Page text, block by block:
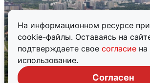
На информационном ресурсе
cookie-файлы. Оставаясь на
подтверждаете свое согласие на
использование.
Согласен